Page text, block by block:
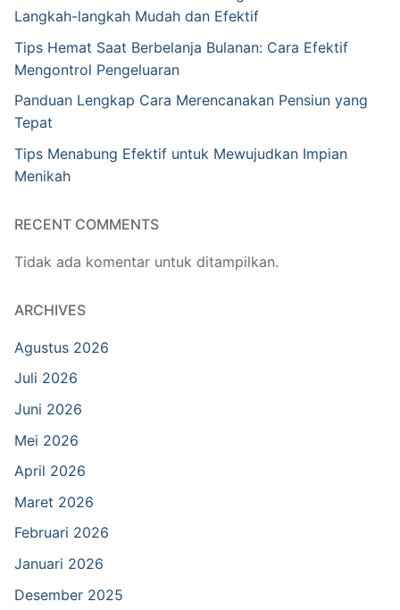
Langkah-langkah Mudah dan Efektif
Tips Hemat Saat Berbelanja Bulanan: Cara Efektif
Mengontrol Pengeluaran
Panduan Lengkap Cara Merencanakan Pensiun yang
Tepat
Tips Menabung Efektif untuk Mewujudkan Impian
Menikah
RECENT COMMENTS
Tidak ada komentar untuk ditampilkan.
ARCHIVES
Agustus 2026
Juli 2026
Juni 2026
Mei 2026
April 2026
Maret 2026
Februari 2026
Januari 2026
Desember 2025